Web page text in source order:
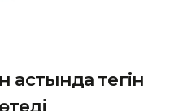
астында тегін